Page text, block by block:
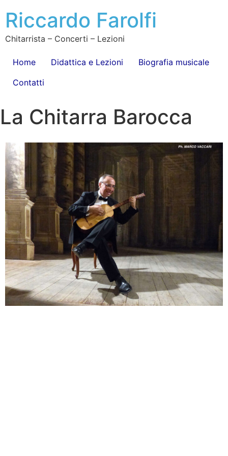
Riccardo Farolfi
Chitarrista – Concerti – Lezioni
Home Didattica e Lezioni
Biografia musicale
Contatti
La Chitarra Barocca